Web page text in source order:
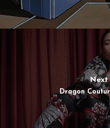
Next
Dragon